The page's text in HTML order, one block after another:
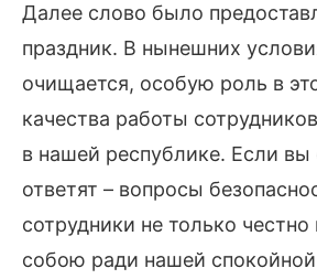
Далее слово было
праздник. В нынешних
очищается, особую роль в
качества работы
в нашей республике. Если
ответят – вопросы
сотрудники не только
собою ради нашей